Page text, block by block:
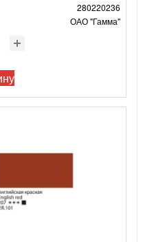
280220236
ОАО "Гамма"